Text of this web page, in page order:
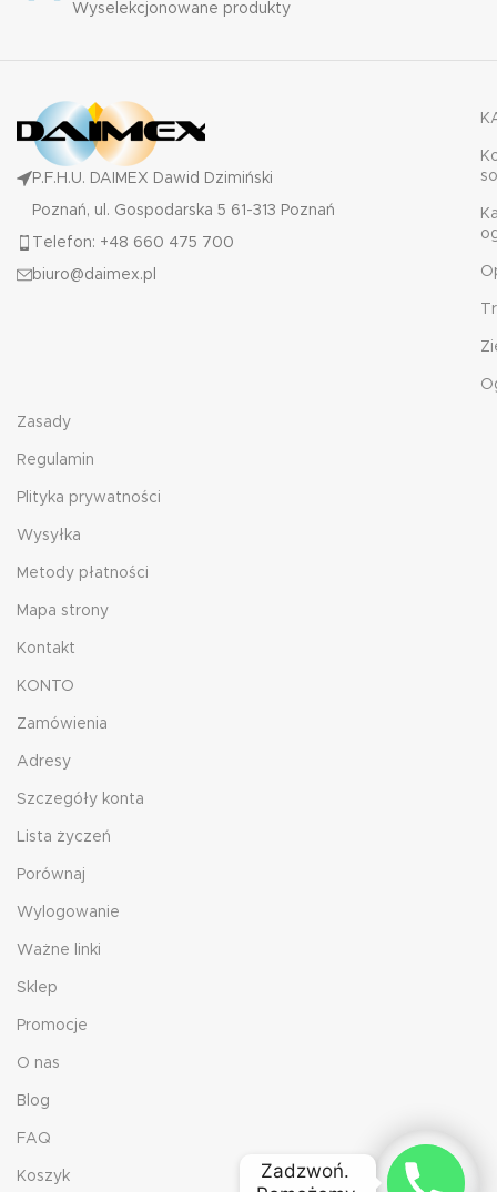
Wyselekcjonowane produkty
P.F.H.U. DAIMEX Dawid Dzimiński
Poznań, ul. Gospodarska 5 61-313 Poznań
Telefon: +48 660 475 700
biuro@daimex.pl
Zasady
Regulamin
Plityka prywatności
Wysyłka
Metody płatności
Mapa strony
Kontakt
KONTO
Zamówienia
Adresy
Szczegóły konta
Lista życzeń
Porównaj
Wylogowanie
Ważne linki
Sklep
Promocje
O nas
Blog
FAQ
Koszyk
Zadzwoń.